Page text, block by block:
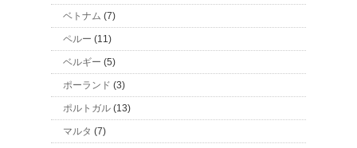
ベトナム (7)
ペルー (11)
ベルギー (5)
ポーランド (3)
ポルトガル (13)
マルタ (7)